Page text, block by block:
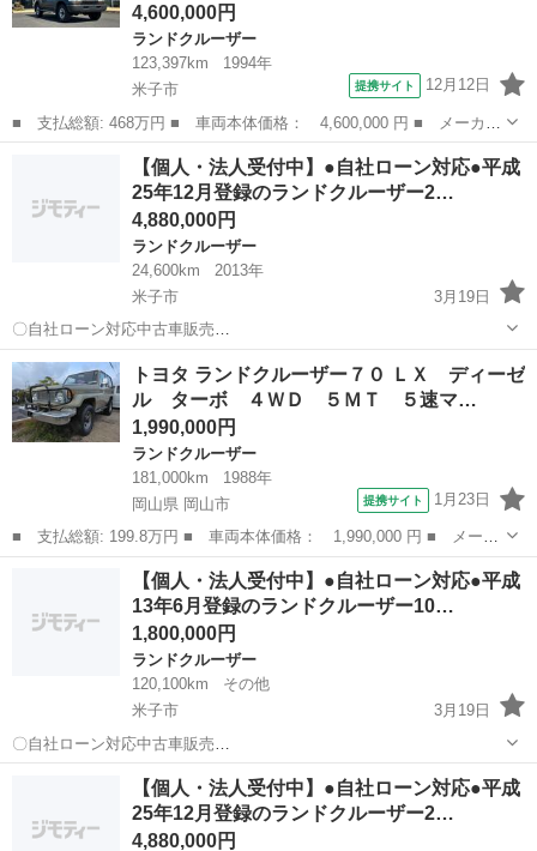
4,600,000円
ランドクルーザー
123,397km
1994年
米子市
提携サイト 12月12日
■ 支払総額: 468万円 ■ 車両本体価格： 4,600,000 円 ■ メーカー
名： トヨタ ■ 車種名： ランドクルーザー８０ ■ グレード
名： ＧＸ １ＨＺ ワンオーナー フルノーマル 観音扉 車庫保
ランドクルーザー
【個人・法人受付中】●自社ローン対応●平成
25年12月登録のランドクルーザー2…
4,880,000円
ランドクルーザー
24,600km
2013年
米子市
3月19日
〇自社ローン対応中古車販売
〇 ☆どなたでもロー
ン対応可能☆ １、勤続年数の短い方や自営業の方
２、パートをされる主婦の方や派遣社員の方 ３、自己破産等を...
鳥取 米子市 ランドクルーザー 車両
トヨタ ランドクルーザー７０ ＬＸ ディーゼ
ル ターボ ４ＷＤ ５ＭＴ ５速マ…
1,990,000円
ランドクルーザー
181,000km
1988年
岡山県 岡山市
提携サイト 1月23日
■ 支払総額: 199.8万円 ■ 車両本体価格： 1,990,000 円 ■ メーカ
ー名： トヨタ ■ 車種名： ランドクルーザー７０ ■ グレード
名： ＬＸ ディーゼル ターボ ４ＷＤ ５ＭＴ ５速マニュアル
ミッション...
ランドクルーザー
【個人・法人受付中】●自社ローン対応●平成
13年6月登録のランドクルーザー10…
1,800,000円
ランドクルーザー
120,100km
その他
米子市
3月19日
〇自社ローン対応中古車販売
〇 ☆どなたでもロー
ン対応可能☆ １、勤続年数の短い方や自営業の方
２、パートをされる主婦の方や派遣社員の方 ３、自己破産等を...
ランドクルーザー 車両
【個人・法人受付中】●自社ローン対応●平成
25年12月登録のランドクルーザー2…
4,880,000円